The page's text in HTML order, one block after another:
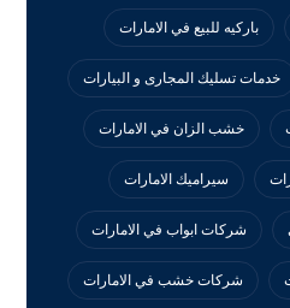
باركيه للبيع في الامارات
خدمات تسليك المجارى و البيارات
خشب الزان في الامارات
سيراميك الامارات
شركات ابواب في الامارات
شركات خشب في الامارات